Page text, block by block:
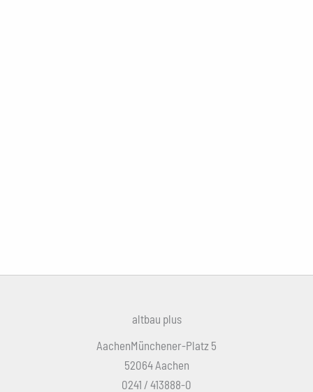
altbau plus
AachenMünchener-Platz 5
52064 Aachen
0241 / 413888-0